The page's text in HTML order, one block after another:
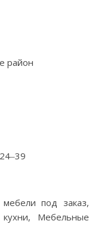
район
под заказ,
Мебельные